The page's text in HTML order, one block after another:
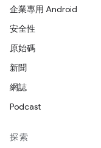
企業專用 Android
安全性
原始碼
新聞
網誌
Podcast
探索